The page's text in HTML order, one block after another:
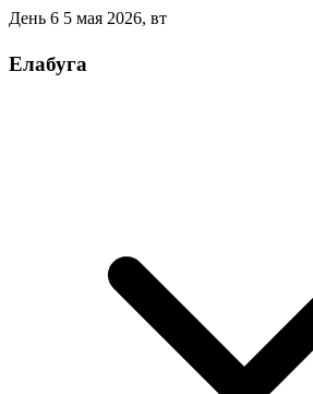
День 6 5 мая 2026, вт
Елабуга